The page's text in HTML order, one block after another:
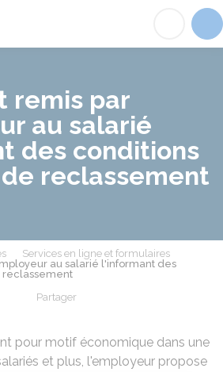
remis par
au salarié
des conditions
reclassement
Services en ligne et formulaires
au salarié l'informant des
reclassement
Partager
pour motif économique dans une
et plus, l'employeur propose